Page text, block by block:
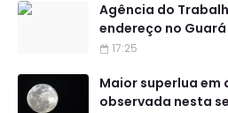
Agência do
endereço no Guará
17:25
Maior superlua em
observada nesta